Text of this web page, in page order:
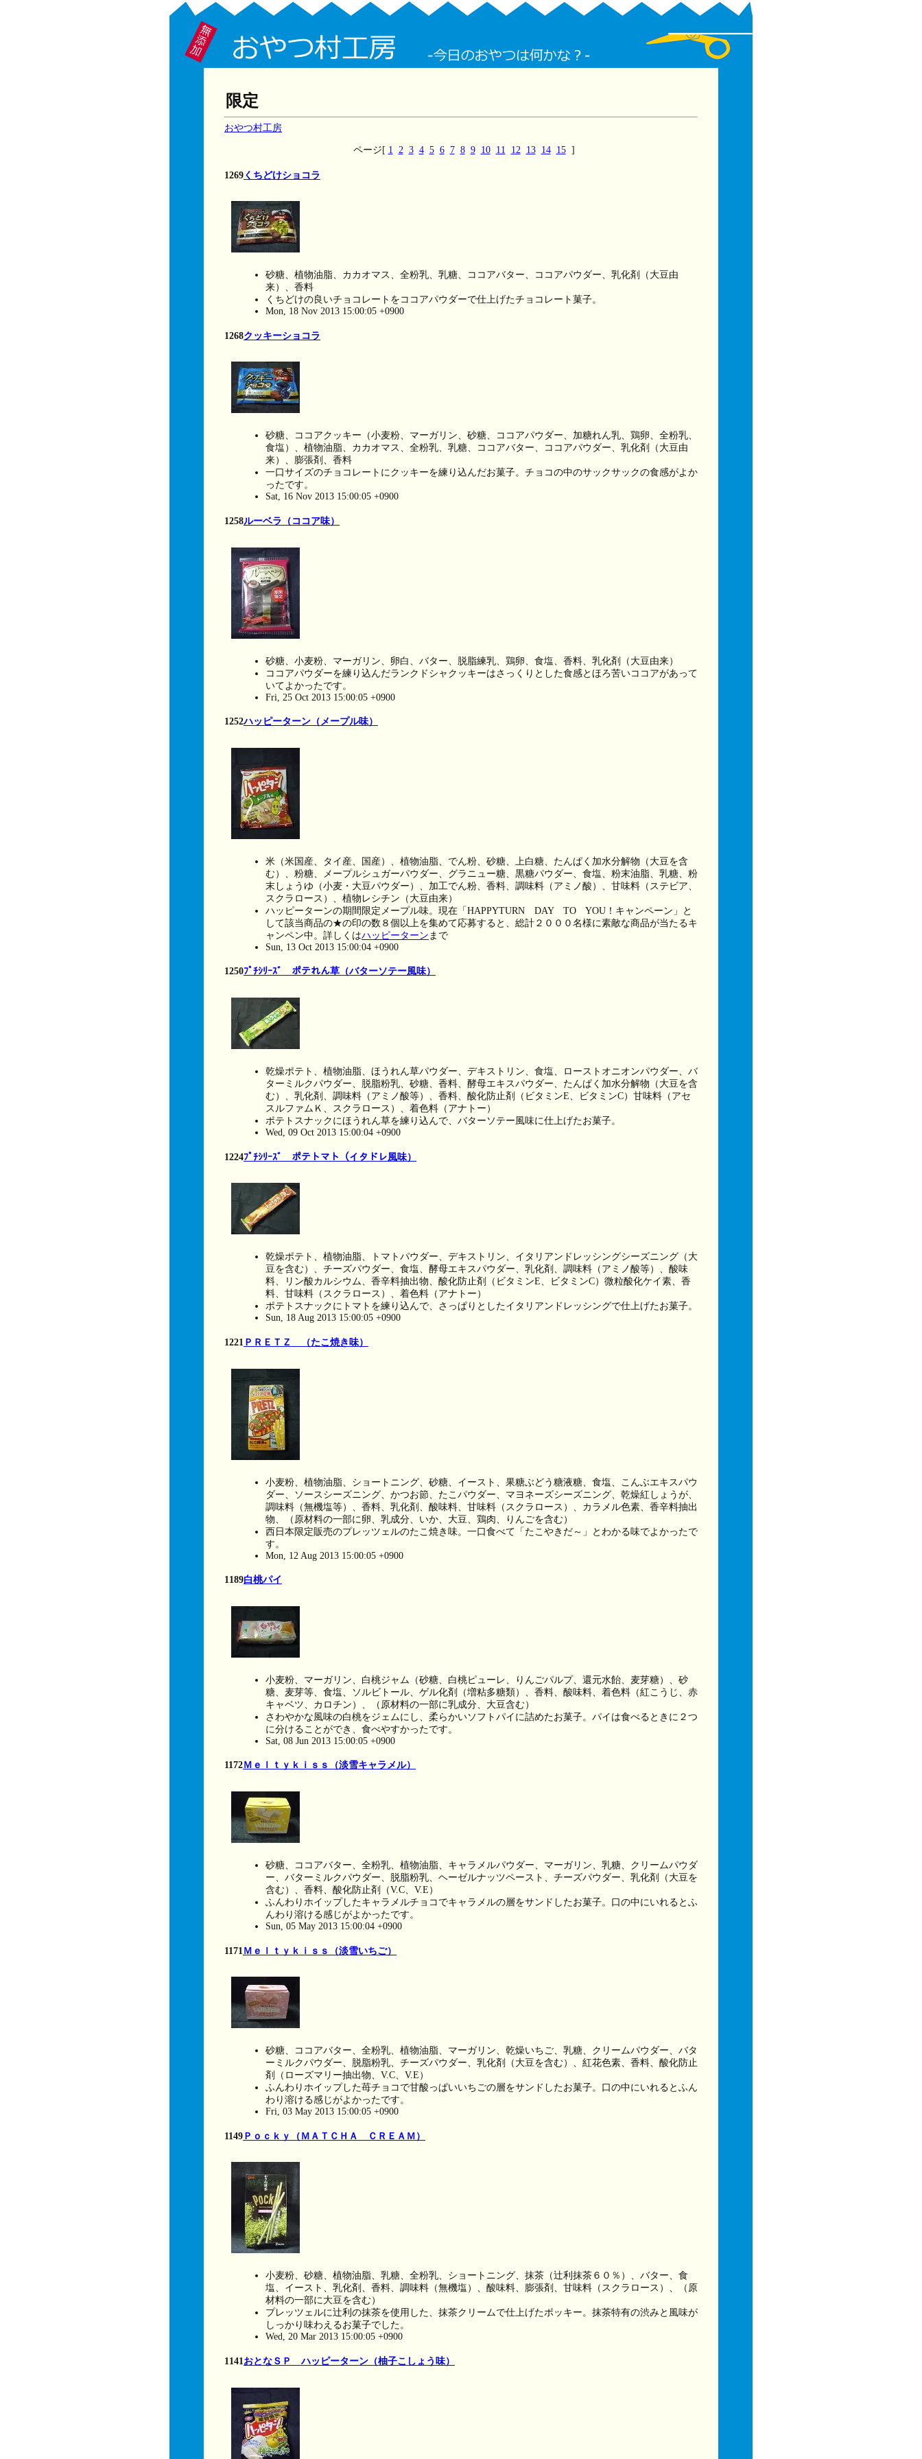
限定
おやつ村工房
ページ[ 1 2 3 4 5 6 7 8 9 10 11 12 13 14 15]
1269 くちどけショコラ
砂糖、植物油脂、カカオマス、全粉乳、乳糖、ココアバター、ココアパウダー、乳化剤（大豆由
来）、香料
くちどけの良いチョコレートをココアパウダーで仕上げたチョコレート菓子。
Mon, 18 Nov 2013 15:00:05 +0900
1268クッキーショコラ
砂糖、ココアクッキー（小麦粉、マーガリン、砂糖、ココアパウダー、加糖れん乳、鶏卵、全粉乳、
食塩）、植物油脂、カカオマス、全粉乳、乳糖、ココアバター、ココアパウダー、乳化剤（大豆由
来）、膨張剤、香料
一口サイズのチョコレートにクッキーを練り込んだお菓子。チョコの中のサックサックの食感がよか
ったです。
Sat, 16 Nov 2013 15:00:05 +0900
1258ルーベラ（ココア味）
砂糖、小麦粉、マーガリン、卵白、バター、脱脂練乳、鶏卵、食塩、香料、乳化剤（大豆由来）
ココアパウダーを練り込んだランクドシャクッキーはさっくりとした食感とほろ苦いココアがあって
いてよかったです。
Fri, 25 Oct 2013 15:00:05 +0900
1252ハッピーターン（メープル味）
米（米国産、タイ産、国産）、植物油脂、でん粉、砂糖、上白糖、たんぱく加水分解物（大豆を含
む）、粉糖、メープルシュガーパウダー、グラニュー糖、黒糖パウダー、食塩、粉末油脂、乳糖、粉
末しょうゆ（小麦・大豆パウダー）、加工でん粉、香料、調味料（アミノ酸）、甘味料（ステビア、
スクラロース）、植物レシチン（大豆由来）
ハッピーターンの期間限定メープル味。現在「HAPPYTURN DAY TO YOU！キャンペーン」と
して該当商品の★の印の数８個以上を集めて応募すると、総計２０００名様に素敵な商品が当たるキ
ャンペン中。詳しくはハッピーターン まで
Sun, 13 Oct 2013 15:00:04 +0900
1250ﾌﾟﾁｼﾘｰｽﾞ ポテれん草（バターソテー風味）
乾燥ポテト、植物油脂、ほうれん草パウダー、デキストリン、食塩、ローストオニオンパウダー、バ
ターミルクパウダー、脱脂粉乳、砂糖、香料、酵母エキスパウダー、たんぱく加水分解物（大豆を含
む）、乳化剤、調味料（アミノ酸等）、香料、酸化防止剤（ビタミンE、ビタミンC）甘味料（アセ
スルファムＫ、スクラロース）、着色料（アナトー）
ポテトスナックにほうれん草を練り込んで、バターソテー風味に仕上げたお菓子。
Wed, 09 Oct 2013 15:00:04 +0900
1224ﾌﾟﾁｼﾘｰｽﾞ ポテトマト（イタドレ風味）
乾燥ポテト、植物油脂、トマトパウダー、デキストリン、イタリアンドレッシングシーズニング（大
豆を含む）、チーズパウダー、食塩、酵母エキスパウダー、乳化剤、調味料（アミノ酸等）、酸味
料、リン酸カルシウム、香辛料抽出物、酸化防止剤（ビタミンE、ビタミンC）微粒酸化ケイ素、香
料、甘味料（スクラロース）、着色料（アナトー）
ポテトスナックにトマトを練り込んで、さっぱりとしたイタリアンドレッシングで仕上げたお菓子。
Sun, 18 Aug 2013 15:00:05 +0900
1221 ＰＲＥＴＺ （たこ焼き味）
小麦粉、植物油脂、ショートニング、砂糖、イースト、果糖ぶどう糖液糖、食塩、こんぶエキスパウ
ダー、ソースシーズニング、かつお節、たこパウダー、マヨネーズシーズニング、乾燥紅しょうが、
調味料（無機塩等）、香料、乳化剤、酸味料、甘味料（スクラロース）、カラメル色素、香辛料抽出
物、（原材料の一部に卵、乳成分、いか、大豆、鶏肉、りんごを含む）
西日本限定販売のプレッツェルのたこ焼き味。一口食べて「たこやきだ～」とわかる味でよかったで
す。
Mon, 12 Aug 2013 15:00:05 +0900
1189白桃パイ
小麦粉、マーガリン、白桃ジャム（砂糖、白桃ピューレ、りんごパルプ、還元水飴、麦芽糖）、砂
糖、麦芽等、食塩、ソルビトール、ゲル化剤（増粘多糖類）、香料、酸味料、着色料（紅こうじ、赤
キャベツ、カロチン）、（原材料の一部に乳成分、大豆含む）
さわやかな風味の白桃をジェムにし、柔らかいソフトパイに詰めたお菓子。パイは食べるときに２つ
に分けることができ、食べやすかったです。
Sat, 08 Jun 2013 15:00:05 +0900
1172 Ｍｅｌｔｙｋｉｓｓ（淡雪キャラメル）
砂糖、ココアバター、全粉乳、植物油脂、キャラメルパウダー、マーガリン、乳糖、クリームパウダ
ー、バターミルクパウダー、脱脂粉乳、ヘーゼルナッツペースト、チーズパウダー、乳化剤（大豆を
含む）、香料、酸化防止剤（V.C、V.E）
ふんわりホイップしたキャラメルチョコでキャラメルの層をサンドしたお菓子。口の中にいれるとふ
んわり溶ける感じがよかったです。
Sun, 05 May 2013 15:00:04 +0900
1171 Ｍｅｌｔｙｋｉｓｓ（淡雪いちご）
砂糖、ココアバター、全粉乳、植物油脂、マーガリン、乾燥いちご、乳糖、クリームパウダー、バタ
ーミルクパウダー、脱脂粉乳、チーズパウダー、乳化剤（大豆を含む）、紅花色素、香料、酸化防止
剤（ローズマリー抽出物、V.C、V.E）
ふんわりホイップした苺チョコで甘酸っぱいいちごの層をサンドしたお菓子。口の中にいれるとふん
わり溶ける感じがよかったです。
Fri, 03 May 2013 15:00:05 +0900
1149 Ｐｏｃｋｙ（ＭＡＴＣＨＡ ＣＲＥＡＭ）
小麦粉、砂糖、植物油脂、乳糖、全粉乳、ショートニング、抹茶（辻利抹茶６０％）、バター、食
塩、イースト、乳化剤、香料、調味料（無機塩）、酸味料、膨張剤、甘味料（スクラロース）、（原
材料の一部に大豆を含む）
プレッツェルに辻利の抹茶を使用した、抹茶クリームで仕上げたポッキー。抹茶特有の渋みと風味が
しっかり味わえるお菓子でした。
Wed, 20 Mar 2013 15:00:05 +0900
1141おとなＳＰ ハッピーターン（柚子こしょう味）